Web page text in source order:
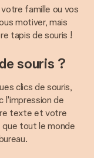
famille ou vos
motiver, mais
tapis de souris !
souris ?
clics de souris,
l'impression de
texte et votre
que tout le monde